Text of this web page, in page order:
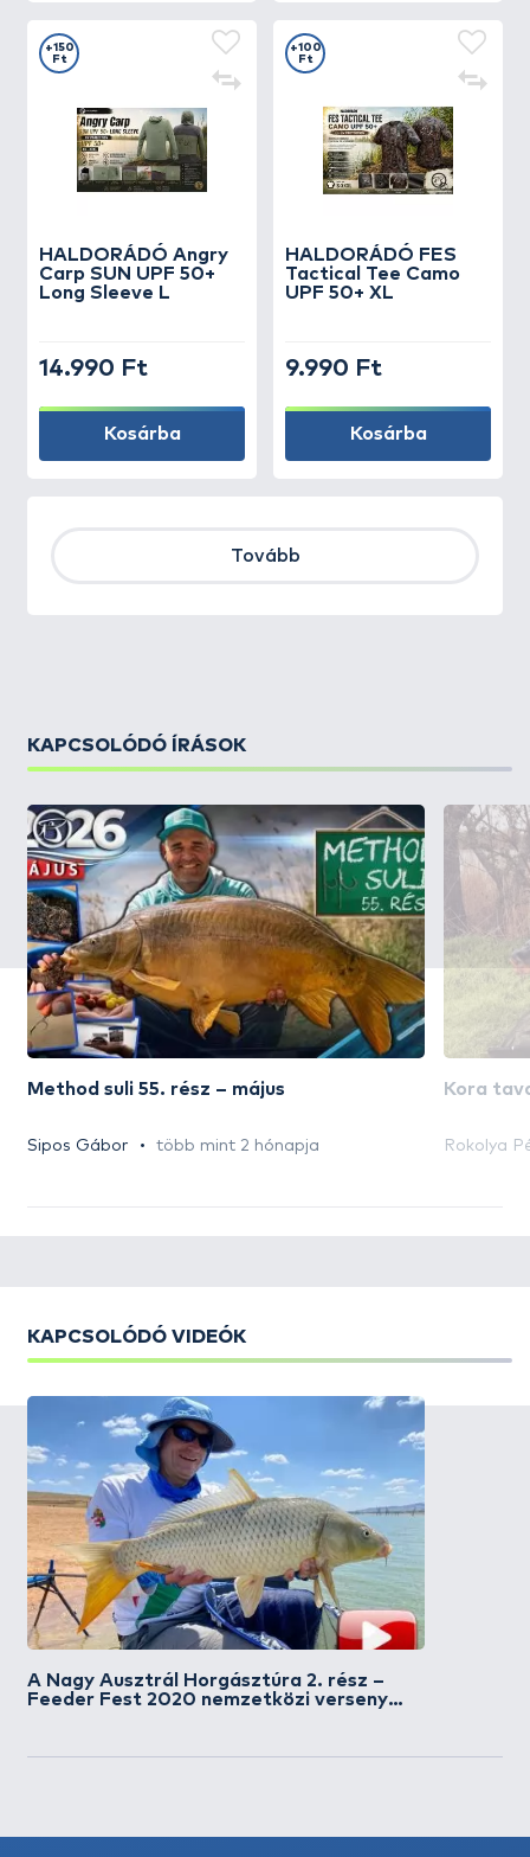
HALDORÁDÓ Angry
Carp SUN UPF 50+
Long Sleeve L
+150
Ft
14.990 Ft
Kosárba
HALDORÁDÓ FES
Tactical Tee Camo
UPF 50+ XL
+100
Ft
9.990 Ft
Kosárba
Tovább
KAPCSOLÓDÓ ÍRÁSOK
Method suli 55. rész – május
Sipos Gábor több mint 2 hónapja
Kora
Rokolya
KAPCSOLÓDÓ VIDEÓK
A Nagy Ausztrál Horgásztúra 2. rész –
Feeder Fest 2020 nemzetközi verseny